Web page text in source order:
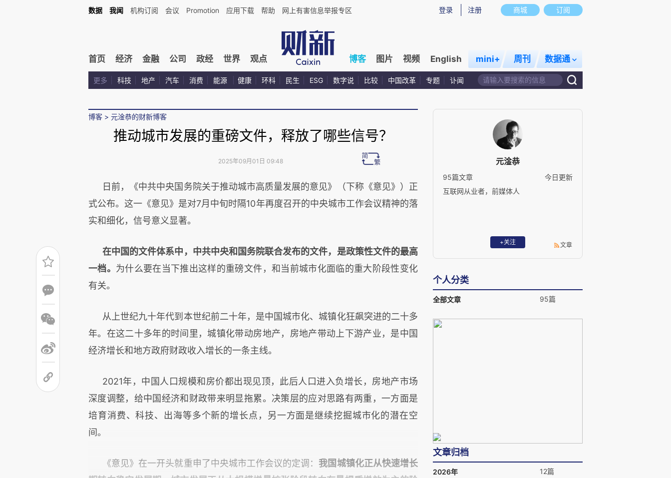
商城 订阅
登录 注册
数据 我闻 机构订阅 会议 Promotion 应用下载 帮助 网上有害信息举报专区
首页 经济 金融 公司 政经 世界 观点 博客 图片 视频 English mini+ 周刊 数据通
更多 科技 地产 汽车 消费 能源 健康 环科 民生 ESG 数字说 比较 中国改革 专题 讣闻
博客 > 元淦恭的财新博客
推动城市发展的重磅文件，释放了哪些信号？
2025年09月01日 09:48
日前，《中共中央国务院关于推动城市高质量发展的意见》（下称《意见》）正
式公布。这一《意见》是对7月中旬时隔10年再度召开的中央城市工作会议精神的落
实和细化，信号意义显著。
在中国的文件体系中，中共中央和国务院联合发布的文件，是政策性文件的最高
一档。 为什么要在当下推出这样的重磅文件，和当前城市化面临的重大阶段性变化
有关。
从上世纪九十年代到本世纪前二十年，是中国城市化、城镇化狂飙突进的二十多
年。在这二十多年的时间里，城镇化带动房地产，房地产带动上下游产业，是中国
经济增长和地方政府财政收入增长的一条主线。
2021年，中国人口规模和房价都出现见顶，此后人口进入负增长，房地产市场
深度调整，给中国经济和财政带来明显拖累。决策层的应对思路有两重，一方面是
培育消费、科技、出海等多个新的增长点，另一方面是继续挖掘城市化的潜在空
间。
《意见》在一开头就重申了中央城市工作会议的定调： 我国城镇化正从快速增长
元淦恭
95篇文章
今日更新
互联网从业者，前媒体人
+关注 文章
个人分类
全部文章 95篇
文章归档
2026年
12篇